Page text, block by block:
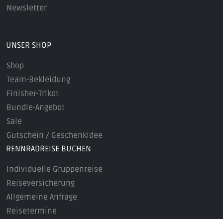
Newsletter
UNSER SHOP
Shop
Team-Bekleidung
Finisher-Trikot
Bundle-Angebot
Sale
Gutschein / Geschenkidee
RENNRADREISE BUCHEN
Individuelle Gruppenreise
Reiseversicherung
Allgemeine Anfrage
Reisetermine